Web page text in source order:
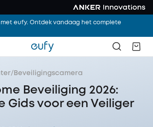
met eufy. Ontdek vandaag het complete
/ Beveiligingscamera
Beveiliging 2026:
Gids voor een Veiliger